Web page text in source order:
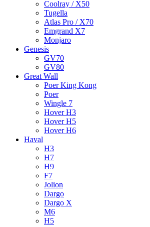
Coolray / X50
Tugella
Atlas Pro / X70
Emgrand X7
Monjaro
Genesis
GV70
GV80
Great Wall
Poer King Kong
Poer
Wingle 7
Hover H3
Hover H5
Hover H6
Haval
H3
H7
H9
F7
Jolion
Dargo
Dargo X
M6
H5